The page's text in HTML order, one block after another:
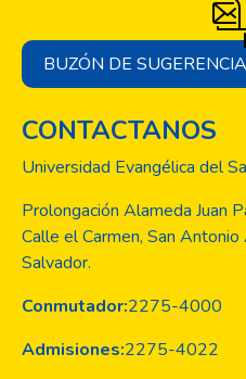
BUZÓN DE
CONTACTANOS
Universidad Evangélica del
Prolongación Alameda Juan
Calle el Carmen, San
Salvador.
Conmutador:2275-4000
Admisiones:2275-4022